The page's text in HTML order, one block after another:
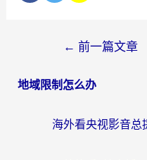
← 前一篇文章
地域限制怎么办